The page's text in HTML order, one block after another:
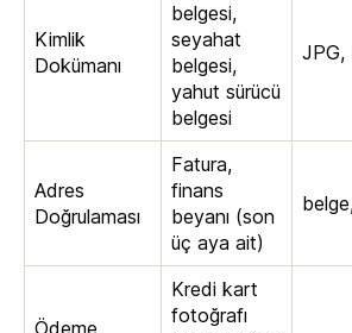
Kimlik
Dokümanı
belgesi,
seyahat
belgesi,
yahut sürücü
belgesi
JPG,
Adres
Doğrulaması
Fatura,
finans
beyanı (son
üç aya ait)
Ödeme
Kredi kart
fotoğrafı